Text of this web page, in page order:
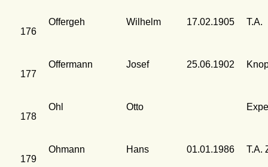
176
Offergeh Wilhelm 17.02.1905 T.A.
177
Offermann Josef 25.06.1902
178
Ohl Otto
179
Ohmann Hans 01.01.1986 T.A.